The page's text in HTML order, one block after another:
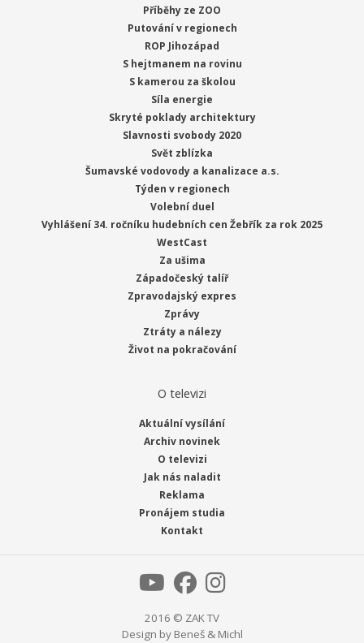
Příběhy ze ZOO
Putování v regionech
ROP Jihozápad
S hejtmanem na rovinu
S kamerou za školou
Síla energie
Skryté poklady architektury
Slavnosti svobody 2020
Svět zblízka
Šumavské vodovody a kanalizace a.s.
Týden v regionech
Volební duel
Vyhlášení 34. ročníku hudebních cen Žebřík za rok 2025
WestCast
Za ušima
Západočeský talíř
Zpravodajský expres
Zprávy
Ztráty a nálezy
Život na pokračování
O televizi
Aktuální vysílání
Archiv novinek
O televizi
Jak nás naladit
Reklama
Pronájem studia
Kontakt
2016 © ZAK TV
Design by Beneš & Michl